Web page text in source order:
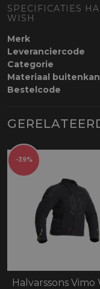
SPECIFICATIES
WISH
Merk
Leveranciercode
Categorie
Materiaal
Bestelcode
-39%